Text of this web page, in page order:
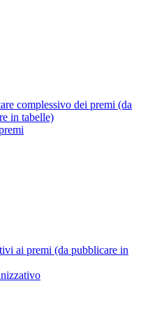
complessivo dei premi (da
in tabelle)
ai premi (da pubblicare in